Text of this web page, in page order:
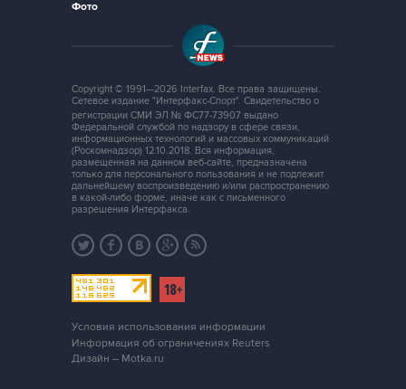
Фото
Copyright © 1991—2026 Interfax. Все права защищены.
Сетевое издание "Интерфакс-Спорт". Свидетельство о
регистрации СМИ ЭЛ № ФС77-73907 выдано
Федеральной службой по надзору в сфере связи,
информационных технологий и массовых коммуникаций
(Роскомнадзор) 12.10.2018. Вся информация,
размещенная на данном веб-сайте, предназначена
только для персонального пользования и не подлежит
дальнейшему воспроизведению и/или распространению
в какой-либо форме, иначе как с письменного
разрешения Интерфакса.
Условия использования информации
Информация об ограничениях Reuters
Дизайн – Motka.ru